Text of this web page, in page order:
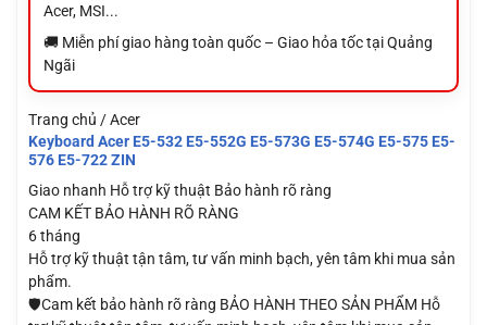
Acer, MSI...
🚚 Miễn phí giao hàng toàn quốc – Giao hỏa tốc tại Quảng
Ngãi
Trang chủ / Acer
Keyboard Acer E5-532 E5-552G E5-573G E5-574G E5-575 E5-
576 E5-722 ZIN
Giao nhanh Hỗ trợ kỹ thuật Bảo hành rõ ràng
CAM KẾT BẢO HÀNH RÕ RÀNG
6 tháng
Hỗ trợ kỹ thuật tận tâm, tư vấn minh bạch, yên tâm khi mua sản
phẩm.
🛡️Cam kết bảo hành rõ ràng BẢO HÀNH THEO SẢN PHẨM Hỗ